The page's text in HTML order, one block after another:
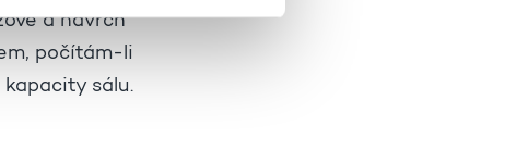
a navrch
počítám-li
sálu.